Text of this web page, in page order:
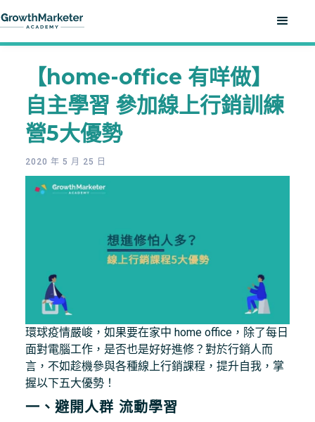
【home-office 有咩做】
自主學習 參加線上行銷訓練
營5大優勢
2020 年 5 月 25 日
環球疫情嚴峻，如果要在家中 home office，除了每日
面對電腦工作，是否也是好好進修？對於行銷人而
言，不如趁機參與各種線上行銷課程，提升自我，掌
握以下五大優勢！
一、避開人群 流動學習